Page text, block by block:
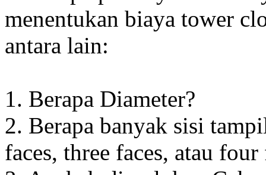
menentukan biaya tower
antara lain:
1. Berapa Diameter?
2. Berapa banyak sisi
faces, three faces, atau four